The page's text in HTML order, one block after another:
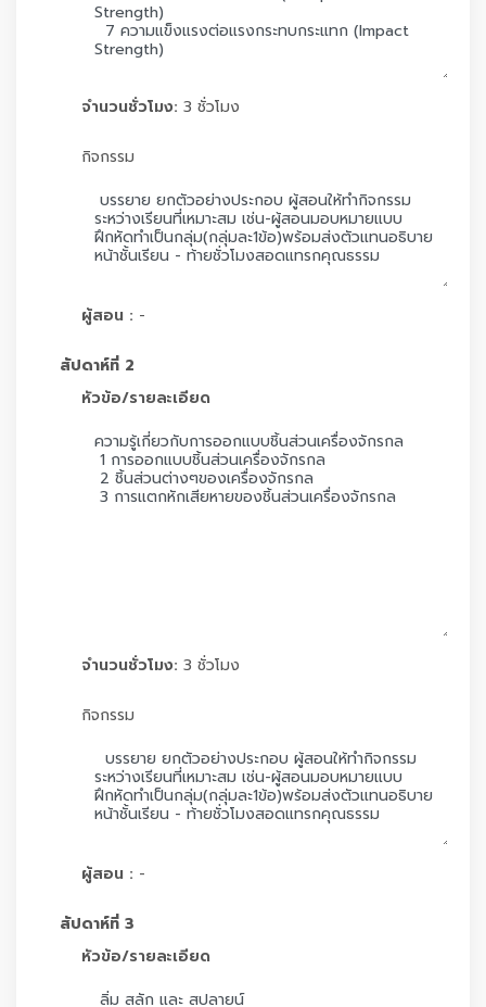
จำนวนชั่วโมง: 3 ชั่วโมง
กิจกรรม
ผู้สอน : -
สัปดาห์ที่ 2
หัวข้อ/รายละเอียด
จำนวนชั่วโมง: 3 ชั่วโมง
กิจกรรม
ผู้สอน : -
สัปดาห์ที่ 3
หัวข้อ/รายละเอียด